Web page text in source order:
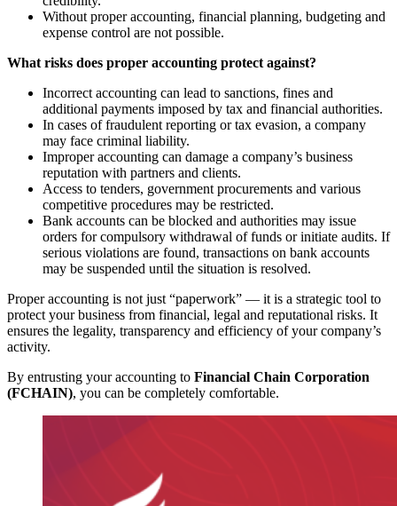
Without proper accounting, financial planning, budgeting and
expense control are not possible.
What risks does proper accounting protect against?
Incorrect accounting can lead to sanctions, fines and
additional payments imposed by tax and financial authorities.
In cases of fraudulent reporting or tax evasion, a company
may face criminal liability.
Improper accounting can damage a company’s business
reputation with partners and clients.
Access to tenders, government procurements and various
competitive procedures may be restricted.
Bank accounts can be blocked and authorities may issue
orders for compulsory withdrawal of funds or initiate audits. If
serious violations are found, transactions on bank accounts
may be suspended until the situation is resolved.
Proper accounting is not just “paperwork” — it is a strategic tool to
protect your business from financial, legal and reputational risks. It
ensures the legality, transparency and efficiency of your company’s
activity.
By entrusting your accounting to Financial Chain Corporation
(FCHAIN), you can be completely comfortable.